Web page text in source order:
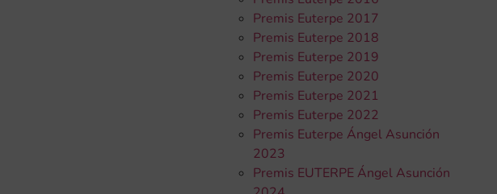
Premis Euterpe 2017
Premis Euterpe 2018
Premis Euterpe 2019
Premis Euterpe 2020
Premis Euterpe 2021
Premis Euterpe 2022
Premis Euterpe Ángel Asunción
2023
Premis EUTERPE Ángel Asunción